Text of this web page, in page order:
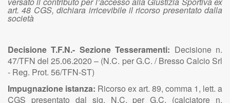
art. 48 CGS, dichiara irricevibile il ricorso presentato dalla
società
Decisione T.F.N.- Sezione Tesseramenti: Decisione n.
47/TFN del 25.06.2020 – (N.C. per G.C. / Bresso Calcio Srl
- Reg. Prot. 56/TFN-ST)
Impugnazione istanza: Ricorso ex art. 89, comma 1, lett. a
CGS presentato dal sig. N.C. per G.C. (calciatore n.